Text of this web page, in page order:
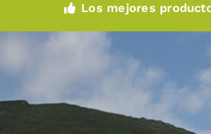
Los mejores